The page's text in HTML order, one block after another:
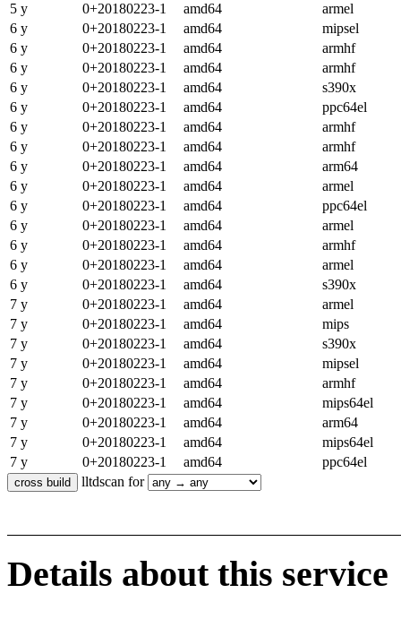
5 y
0+20180223-1 amd64
armel
6 y
0+20180223-1 amd64
mipsel
6 y
0+20180223-1 amd64
armhf
6 y
0+20180223-1 amd64
armhf
6 y
0+20180223-1 amd64
s390x
6 y
0+20180223-1 amd64
ppc64el
6 y
0+20180223-1 amd64
armhf
6 y
0+20180223-1 amd64
armhf
6 y
0+20180223-1 amd64
arm64
6 y
0+20180223-1 amd64
armel
6 y
0+20180223-1 amd64
ppc64el
6 y
0+20180223-1 amd64
armel
6 y
0+20180223-1 amd64
armhf
6 y
0+20180223-1 amd64
armel
6 y
0+20180223-1 amd64
s390x
7 y
0+20180223-1 amd64
armel
7 y
0+20180223-1 amd64
mips
7 y
0+20180223-1 amd64
s390x
7 y
0+20180223-1 amd64
mipsel
7 y
0+20180223-1 amd64
armhf
7 y
0+20180223-1 amd64
mips64el
7 y
0+20180223-1 amd64
arm64
7 y
0+20180223-1 amd64
mips64el
7 y
0+20180223-1 amd64
ppc64el
lltdscan for
Details about this service